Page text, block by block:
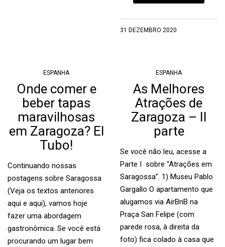
31 DEZEMBRO 2020
ESPANHA
Onde comer e
beber tapas
maravilhosas
em Zaragoza? El
Tubo!
Continuando nossas
postagens sobre Saragossa
(Veja os textos anteriores
aqui e aqui), vamos hoje
fazer uma abordagem
gastronômica. Se você está
procurando um lugar bem
ESPANHA
As Melhores
Atrações de
Zaragoza – II
parte
Se você não leu, acesse a
Parte I sobre “Atrações em
Saragossa”. 1) Museu Pablo
Gargallo O apartamento que
alugamos via AirBnB na
Praça San Felipe (com
parede rosa, à direita da
foto) fica colado à casa que